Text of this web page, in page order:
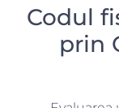
Codul
prin